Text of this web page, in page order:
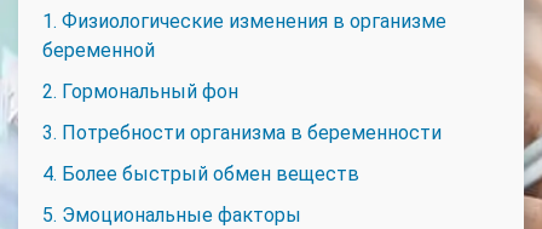
1. Физиологические изменения в организме
беременной
2. Гормональный фон
3. Потребности организма в беременности
4. Более быстрый обмен веществ
5. Эмоциональные факторы